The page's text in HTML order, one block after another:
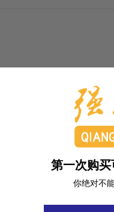
第一次购
你绝对不